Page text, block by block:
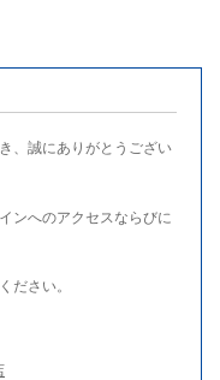
、誠にありがとうござい
ンへのアクセスならびに
ださい。